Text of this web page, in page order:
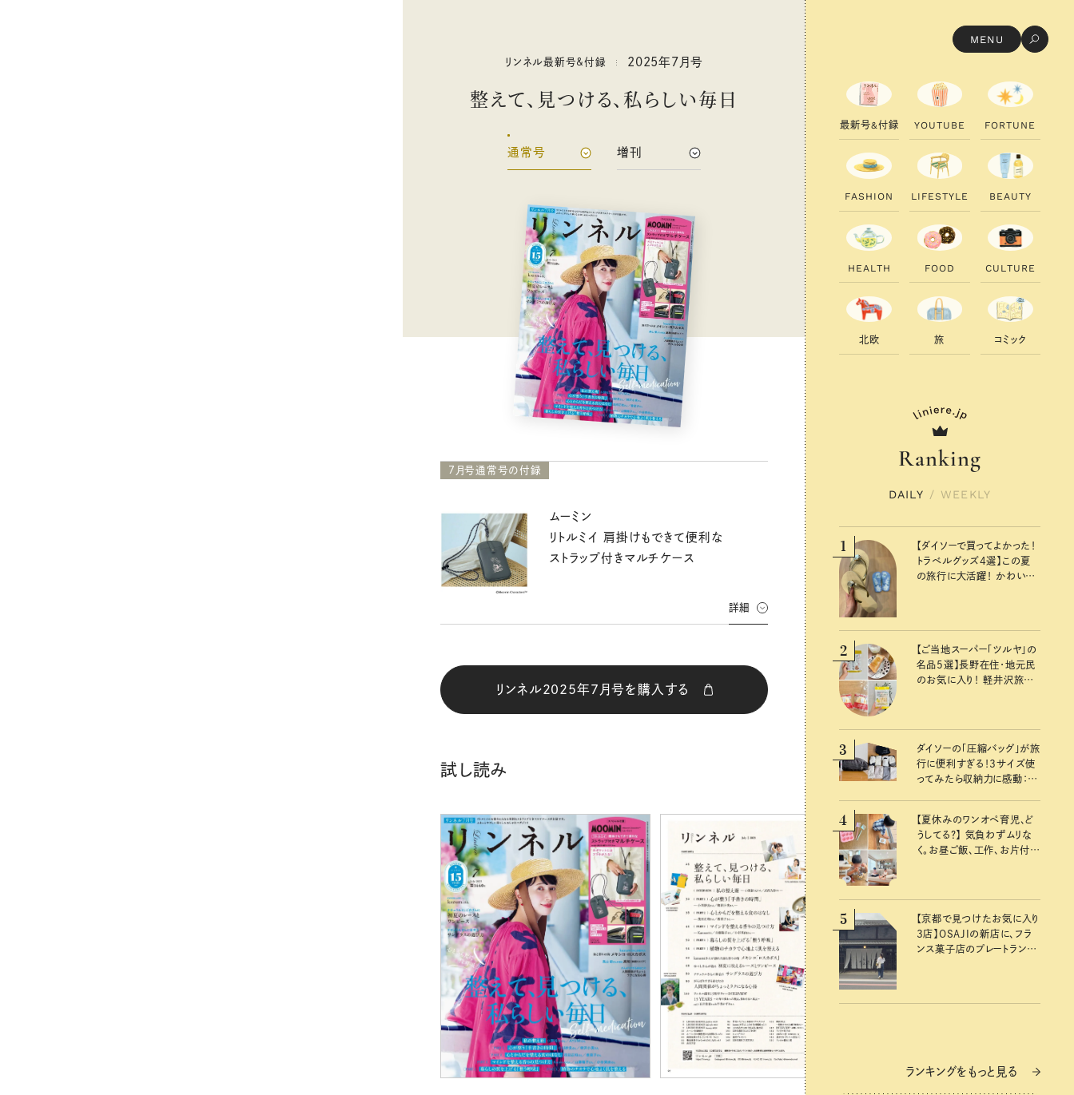
MENU
リンネル最新号&付録 2025年7 月号
整えて、見つける、私らしい毎日
通常号 増刊
7月号通常号の付録
ムーミン
リトルミイ 肩掛けもできて便利な
ストラップ付きマルチケース
詳細
リンネル2025年7月号を購入する
試し読み
最新号&付録 YOUTU B E FORTU N E
FAS H ION LI FESTYLE B EAUTY
H EALTH FOOD CU LTU RE
北欧 旅 コ ミ ック
Ranking
DAILY / WEEKLY
1
【ダイソーで買ってよかった！
トラベルグッズ4選】この夏
の旅行に大活躍！ かわいく
2
【ご当地スーパー「ツルヤ」の
名品5選】長野在住・地元民
のお気に入り！ 軽井沢旅の
3
ダイソーの「圧縮バッグ」が旅
行に便利すぎる！3サイズ使
ってみたら収納力に感動：
4
【夏休みのワンオペ育児、ど
うしてる？】 気負わずムリな
く。お昼ご飯、工作、お片付け
5
【京都で見つけたお気に入り
3店】OSAJIの新店に、フラ
ンス菓子店のプレートラン
ランキングをもっと見る